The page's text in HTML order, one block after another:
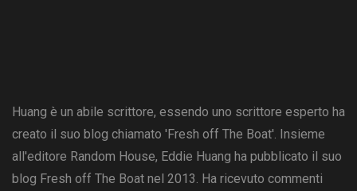
Huang è un abile scrittore, essendo uno scrittore esperto ha
creato il suo blog chiamato 'Fresh off The Boat'. Insieme
all'editore Random House, Eddie Huang ha pubblicato il suo
blog Fresh off The Boat nel 2013. Ha ricevuto commenti